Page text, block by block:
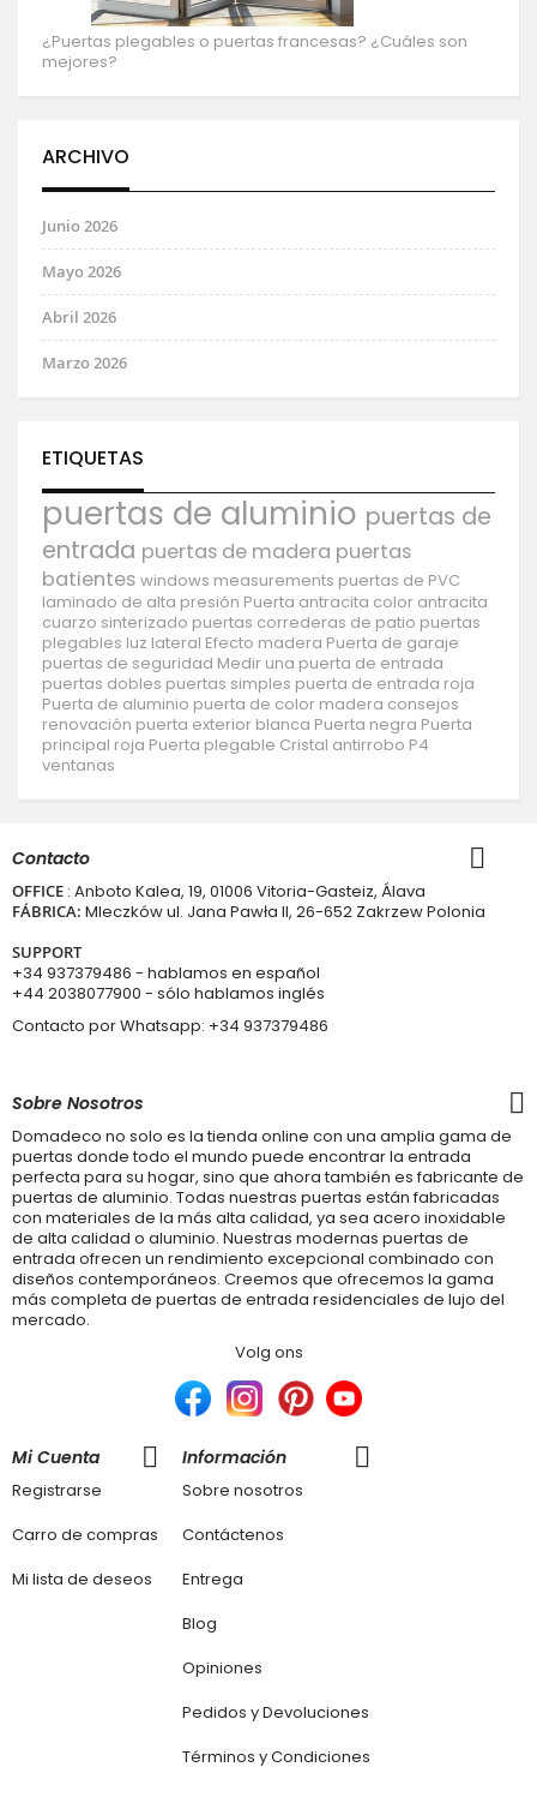
¿Puertas plegables o puertas francesas? ¿Cuáles son
mejores?
ARCHIVO
Junio 2026
Mayo 2026
Abril 2026
Marzo 2026
ETIQUETAS
puertas de aluminio puertas de
entrada puertas de madera puertas
batientes windows measurements puertas de PVC
laminado de alta presión Puerta antracita color antracita
cuarzo sinterizado puertas correderas de patio puertas
plegables luz lateral Efecto madera Puerta de garaje
puertas de seguridad Medir una puerta de entrada
puertas dobles puertas simples puerta de entrada roja
Puerta de aluminio puerta de color madera consejos
renovación puerta exterior blanca Puerta negra Puerta
principal roja Puerta plegable Cristal antirrobo P4
ventanas
Contacto
OFFICE : Anboto Kalea, 19, 01006 Vitoria-Gasteiz, Álava
FÁBRICA: Mleczków ul. Jana Pawła II, 26-652 Zakrzew Polonia
SUPPORT
+34 937379486 - hablamos en español
+44 2038077900 - sólo hablamos inglés
Contacto por Whatsapp: +34 937379486
Sobre Nosotros
Domadeco no solo es la tienda online con una amplia gama de
puertas donde todo el mundo puede encontrar la entrada
perfecta para su hogar, sino que ahora también es fabricante de
puertas de aluminio. Todas nuestras puertas están fabricadas
con materiales de la más alta calidad, ya sea acero inoxidable
de alta calidad o aluminio. Nuestras modernas puertas de
entrada ofrecen un rendimiento excepcional combinado con
diseños contemporáneos. Creemos que ofrecemos la gama
más completa de puertas de entrada residenciales de lujo del
mercado.
Volg ons
Mi Cuenta
Registrarse
Carro de compras
Mi lista de deseos
Información
Sobre nosotros
Contáctenos
Entrega
Blog
Opiniones
Pedidos y Devoluciones
Términos y Condiciones